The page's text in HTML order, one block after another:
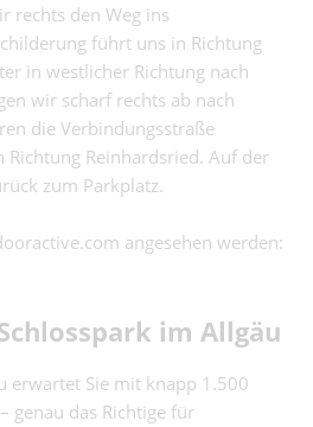
rechts den Weg ins
führt uns in Richtung
in westlicher Richtung nach
wir scharf rechts ab nach
die Verbindungsstraße
Reinhardsried. Auf der
zum Parkplatz.
angesehen werden:
im Allgäu
erwartet Sie mit knapp 1.500
genau das Richtige für